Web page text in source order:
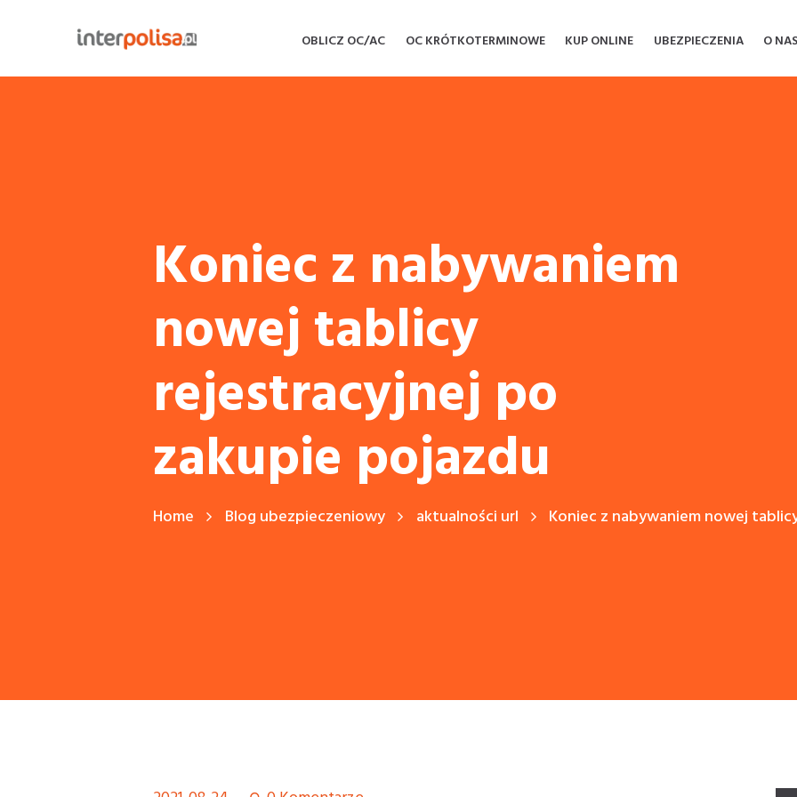
OBLICZ OC/AC OC KRÓTKOTERMINOWE KUP ONLINE UBEZPIECZENIA O NAS
Koniec z nabywaniem
nowej tablicy
rejestracyjnej po
zakupie pojazdu
Home Blog ubezpieczeniowy aktualności url Koniec z nabywaniem nowej